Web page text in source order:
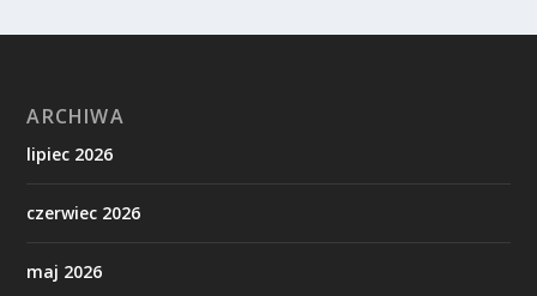
ARCHIWA
lipiec 2026
czerwiec 2026
maj 2026